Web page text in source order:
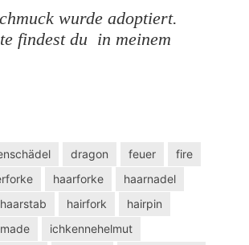
wurde adoptiert.
findest du in meinem
dragon feuer
fire
haarforke
haarnadel
haarstab hairfork
hairpin
ichkennehelmut